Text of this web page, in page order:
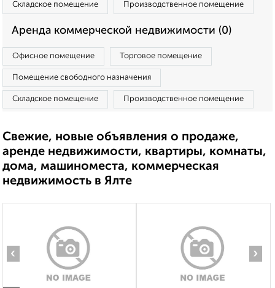
Складское помещение Производственное помещение
Аренда коммерческой недвижимости (0)
Офисное помещение Торговое помещение
Помещение свободного назначения
Складское помещение Производственное помещение
Свежие, новые объявления о продаже,
аренде недвижимости, квартиры, комнаты,
дома, машиноместа, коммерческая
недвижимость в Ялте
‹ ›